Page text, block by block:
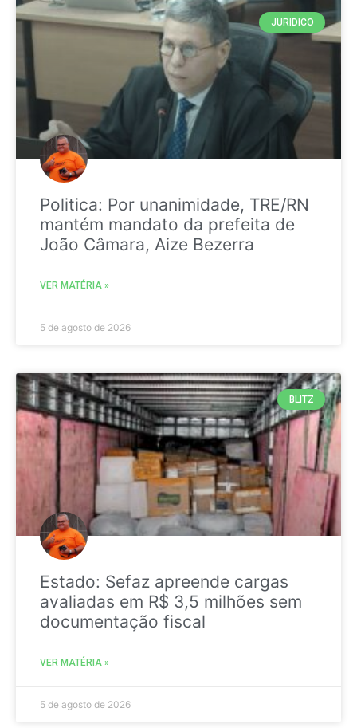
JURIDICO
Politica: Por unanimidade, TRE/RN
mantém mandato da prefeita de
João Câmara, Aize Bezerra
VER MATÉRIA »
5 de agosto de 2026
BLITZ
Estado: Sefaz apreende cargas
avaliadas em R$ 3,5 milhões sem
documentação fiscal
VER MATÉRIA »
5 de agosto de 2026